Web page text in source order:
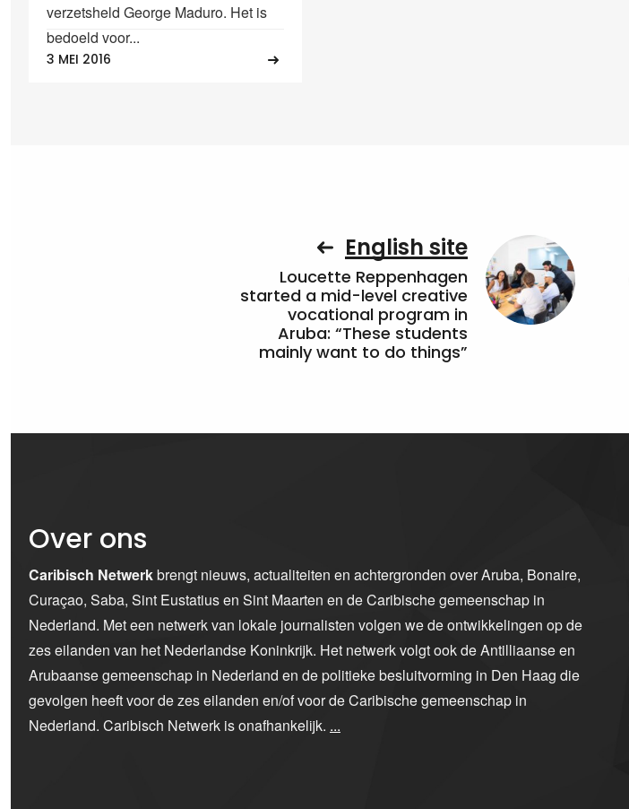
verzetsheld George Maduro. Het is
bedoeld voor...
3 MEI 2016
English site
Loucette Reppenhagen
started a mid-level creative
vocational program in
Aruba: “These students
mainly want to do things”
Over ons
Caribisch Netwerkbrengt nieuws, actualiteiten en achtergronden over Aruba, Bonaire,
Curaçao, Saba, Sint Eustatius en Sint Maarten en de Caribische gemeenschap in
Nederland. Met een netwerk van lokale journalisten volgen we de ontwikkelingen op de
zes eilanden van het Nederlandse Koninkrijk. Het netwerk volgt ook de Antilliaanse en
Arubaanse gemeenschap in Nederland en de politieke besluitvorming in Den Haag die
gevolgen heeft voor de zes eilanden en/of voor de Caribische gemeenschap in
Nederland. Caribisch Netwerk is onafhankelijk. ...